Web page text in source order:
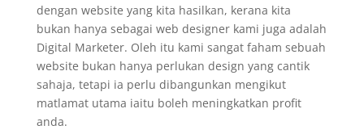
dengan website yang kita hasilkan, kerana kita
bukan hanya sebagai web designer kami juga adalah
Digital Marketer. Oleh itu kami sangat faham sebuah
website bukan hanya perlukan design yang cantik
sahaja, tetapi ia perlu dibangunkan mengikut
matlamat utama iaitu boleh meningkatkan profit
anda.